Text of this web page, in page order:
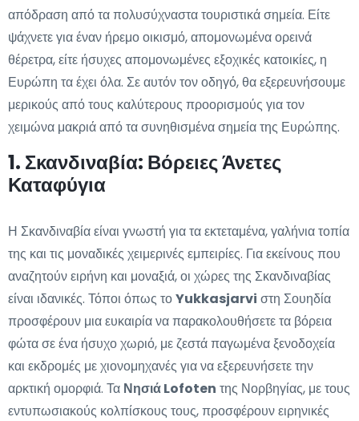
απόδραση από τα πολυσύχναστα τουριστικά σημεία. Είτε
ψάχνετε για έναν ήρεμο οικισμό, απομονωμένα ορεινά
θέρετρα, είτε ήσυχες απομονωμένες εξοχικές κατοικίες, η
Ευρώπη τα έχει όλα. Σε αυτόν τον οδηγό, θα εξερευνήσουμε
μερικούς από τους καλύτερους προορισμούς για τον
χειμώνα μακριά από τα συνηθισμένα σημεία της Ευρώπης.
1. Σκανδιναβία: Βόρειες Άνετες
Καταφύγια
Η Σκανδιναβία είναι γνωστή για τα εκτεταμένα, γαλήνια τοπία
της και τις μοναδικές χειμερινές εμπειρίες. Για εκείνους που
αναζητούν ειρήνη και μοναξιά, οι χώρες της Σκανδιναβίας
είναι ιδανικές. Τόποι όπως τοYukkasjarvi στη Σουηδία
προσφέρουν μια ευκαιρία να παρακολουθήσετε τα βόρεια
φώτα σε ένα ήσυχο χωριό, με ζεστά παγωμένα ξενοδοχεία
και εκδρομές με χιονομηχανές για να εξερευνήσετε την
αρκτική ομορφιά. Τα Νησιά Lofoten της Νορβηγίας, με τους
εντυπωσιακούς κολπίσκους τους, προσφέρουν ειρηνικές